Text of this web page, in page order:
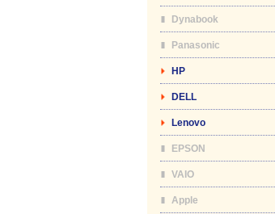
Dynabook
Panasonic
HP
DELL
Lenovo
EPSON
VAIO
Apple